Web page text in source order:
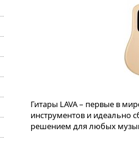
Гитары LAVA – первые в
инструментов и идеально
решением для любых